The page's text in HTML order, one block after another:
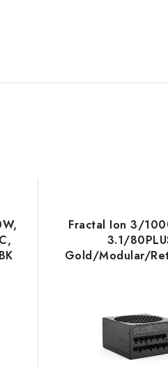
Fractal Ion 3/
3.1/
Gold/Modular/